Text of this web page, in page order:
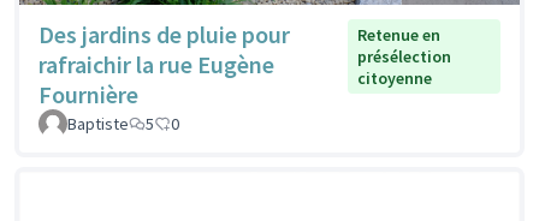
Des jardins de pluie pour
rafraichir la rue Eugène
Fournière
Retenue en
présélection
citoyenne
Baptiste 5 0